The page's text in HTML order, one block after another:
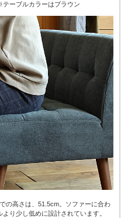
ーブルカラーはブラウン
の高さは、51.5cm。ソファーに合わ
り少し低めに設計されています。